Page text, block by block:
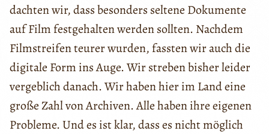
dachten wir, dass besonders seltene Dokumente
auf Film festgehalten werden sollten. Nachdem
Filmstreifen teurer wurden, fassten wir auch die
digitale Form ins Auge. Wir streben bisher leider
vergeblich danach. Wir haben hier im Land eine
große Zahl von Archiven. Alle haben ihre eigenen
Probleme. Und es ist klar, dass es nicht möglich